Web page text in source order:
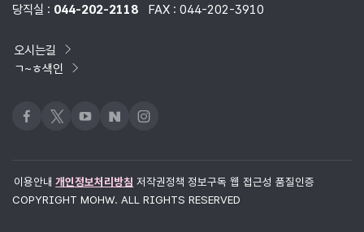
당직실 : 044-202-2118 FAX : 044-202-3910
오시는길
ㄱ~ㅎ색인
페이스북
x 유튜브네이버블로그
인스타그램
이용안내 개인정보처리방침 저작권정책 정보구독 웹 접근성 품질인증
COPYRIGHT MOHW. ALL RIGHTS RESERVED